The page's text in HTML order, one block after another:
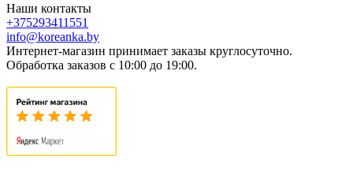
Наши контакты
+375293411551
info@koreanka.by
Интернет-магазин принимает заказы круглосуточно.
Обработка заказов с 10:00 до 19:00.